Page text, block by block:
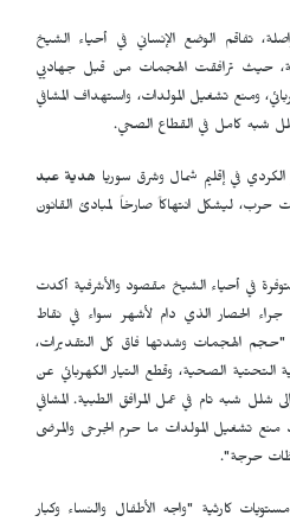
تفاقم الوضع الإنساني في أحياء الشيخ
حيث ترافقت الهجمات من قبل جهاديي
ومنع تشغيل المولدات، واستهداف المشافي
شبه كامل في القطاع الصحي.
الكردي في إقليم شمال وشرق سوريا هدية عبد
حرب، ليشكل انتهاكاً صارخاً لمبادئ القانون
في أحياء الشيخ مقصود والأشرفية أكدت
الحصار الذي دام لأشهر سواء في نقاط
"حجم الهجمات وشدتها فاق كل التقديرات،
التحتية الصحية، وقطع التيار الكهربائي عن
شلل شبه تام في عمل المرافق الطبية. المشافي
تشغيل المولدات ما حرم الجرحى والمرضى
حرجة".
كارثية "واجه الأطفال والنساء وكبار